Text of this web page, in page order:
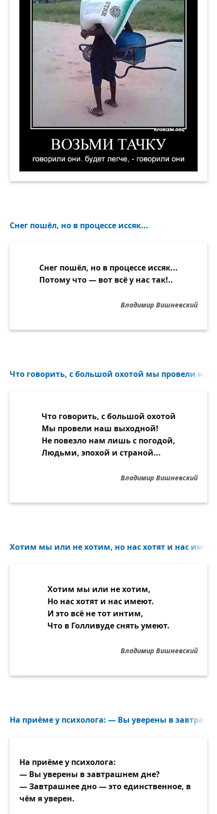
Снег пошёл, но в процессе иссяк...
Снег пошёл, но в процессе иссяк...
Потому что — вот всё у нас так!..
Владимир Вишневский
Что говорить, с большой охотой мы провели
Что говорить, с большой охотой
Мы провели наш выходной!
Не повезло нам лишь с погодой,
Людьми, эпохой и страной...
Владимир Вишневский
Хотим мы или не хотим, но нас хотят и нас
Хотим мы или не хотим,
Но нас хотят и нас имеют.
И это всё не тот интим,
Что в Голливуде снять умеют.
Владимир Вишневский
На приёме у психолога: — Вы уверены в
На приёме у психолога:
— Вы уверены в завтрашнем дне?
— Завтрашнее дно — это единственное, в
чём я уверен.